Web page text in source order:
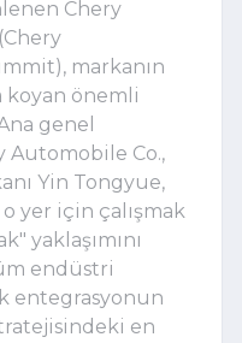
Chery
markanın
koyan önemli
genel
Automobile Co.,
Yin Tongyue,
yer için çalışmak
yaklaşımını
endüstri
entegrasyonun
en